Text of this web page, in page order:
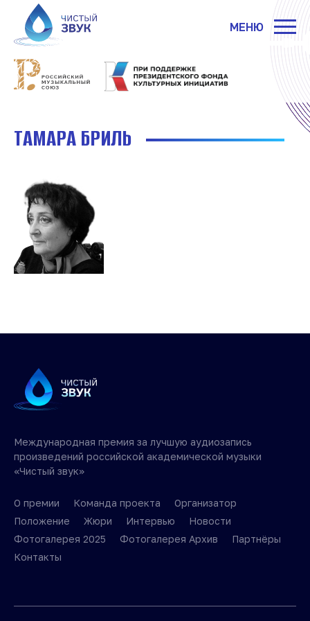
МЕНЮ
ТАМАРА БРИЛЬ
Международная премия за лучшую аудиозапись
произведений российской академической музыки
«Чистый звук»
О премии Команда проекта
Организатор
Положение
Жюри Интервью
Новости
Фотогалерея 2025
Фотогалерея Архив
Партнёры
Контакты